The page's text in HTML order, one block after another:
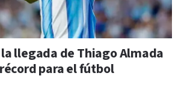
llegada de Thiago Almada
para el fútbol